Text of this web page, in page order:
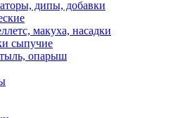
дипы, добавки
макуха, насадки
сыпучие
опарыш